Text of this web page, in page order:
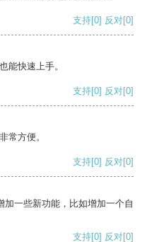
支持[0] 反对[0]
能快速上手。
支持[0] 反对[0]
常方便。
支持[0] 反对[0]
一些新功能，比如增加一个自
支持[0] 反对[0]